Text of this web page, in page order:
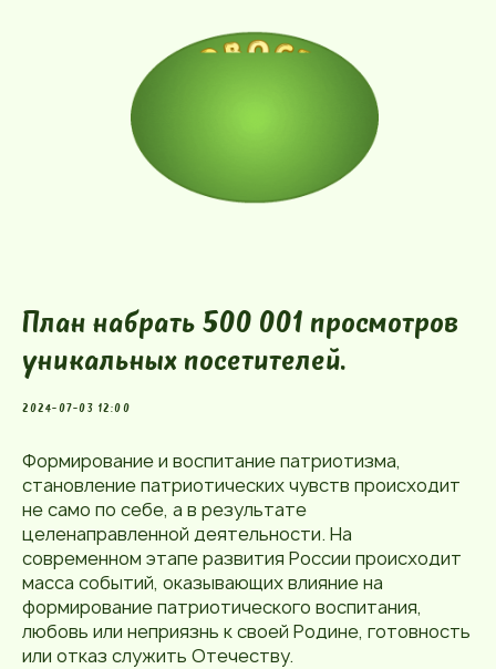
План набрать 500 001 просмотров
уникальных посетителей.
2024-07-03 12:00
Формирование и воспитание патриотизма,
становление патриотических чувств происходит
не само по себе, а в результате
целенаправленной деятельности. На
современном этапе развития России происходит
масса событий, оказывающих влияние на
формирование патриотического воспитания,
любовь или неприязнь к своей Родине, готовность
или отказ служить Отечеству.